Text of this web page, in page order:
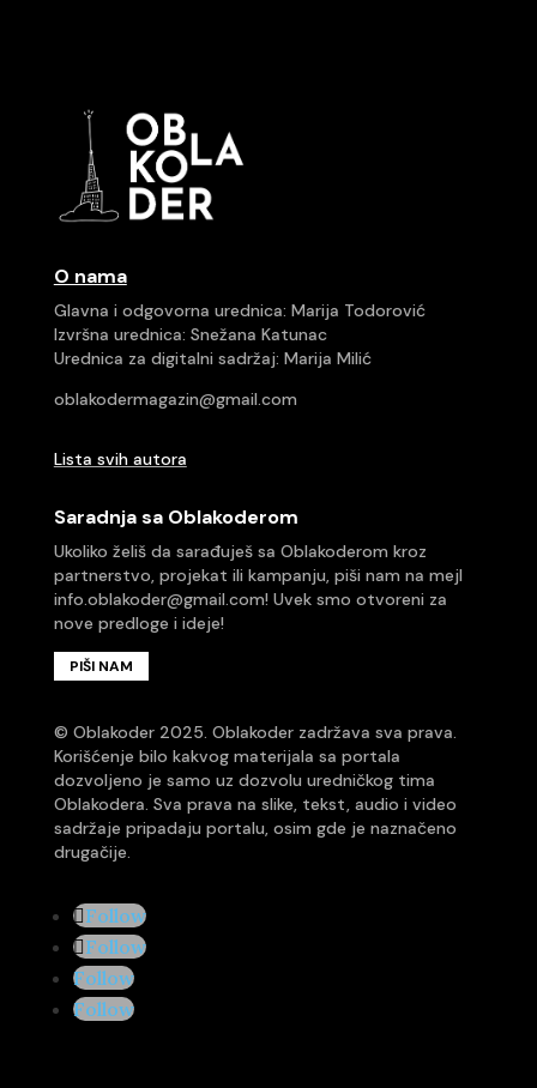
O nama
Glavna i odgovorna urednica: Marija Todorović
Izvršna urednica: Snežana Katunac
Urednica za digitalni sadržaj: Marija Milić
oblakodermagazin@gmail.com
Lista svih autora
Saradnja sa Oblakoderom
Ukoliko želiš da sarađuješ sa Oblakoderom kroz
partnerstvo, projekat ili kampanju, piši nam na mejl
info.oblakoder@gmail.com! Uvek smo otvoreni za
nove predloge i ideje!
PIŠI NAM
© Oblakoder 2025. Oblakoder zadržava sva prava.
Korišćenje bilo kakvog materijala sa portala
dozvoljeno je samo uz dozvolu uredničkog tima
Oblakodera. Sva prava na slike, tekst, audio i video
sadržaje pripadaju portalu, osim gde je naznačeno
drugačije.
Follow
Follow
Follow
Follow